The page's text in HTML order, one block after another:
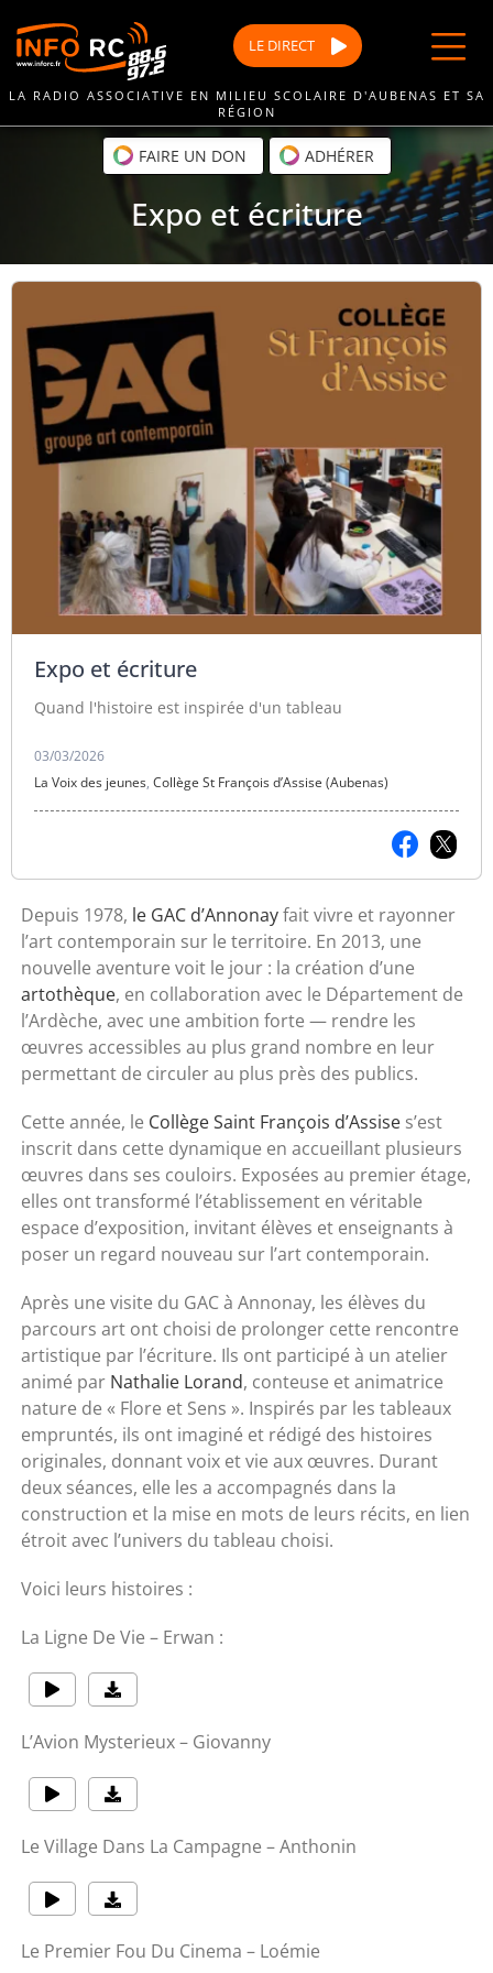
au
contenu
LE DIRECT
LA RADIO ASSOCIATIVE EN MILIEU SCOLAIRE D'AUBENAS ET SA
RÉGION
FAIRE UN DON ADHÉRER
Expo et écriture
Expo et écriture
Quand l'histoire est inspirée d'un tableau
03/03/2026
La Voix des jeunes, Collège St François d’Assise (Aubenas)
Depuis 1978, le GAC d’Annonayfait vivre et rayonner
l’art contemporain sur le territoire. En 2013, une
nouvelle aventure voit le jour : la création d’une
artothèque, en collaboration avec le Département de
l’Ardèche, avec une ambition forte — rendre les
œuvres accessibles au plus grand nombre en leur
permettant de circuler au plus près des publics.
Cette année, le Collège Saint François d’Assise s’est
inscrit dans cette dynamique en accueillant plusieurs
œuvres dans ses couloirs. Exposées au premier étage,
elles ont transformé l’établissement en véritable
espace d’exposition, invitant élèves et enseignants à
poser un regard nouveau sur l’art contemporain.
Après une visite du GAC à Annonay, les élèves du
parcours art ont choisi de prolonger cette rencontre
artistique par l’écriture. Ils ont participé à un atelier
animé par Nathalie Lorand, conteuse et animatrice
nature de « Flore et Sens ». Inspirés par les tableaux
empruntés, ils ont imaginé et rédigé des histoires
originales, donnant voix et vie aux œuvres. Durant
deux séances, elle les a accompagnés dans la
construction et la mise en mots de leurs récits, en lien
étroit avec l’univers du tableau choisi.
Voici leurs histoires :
La Ligne De Vie – Erwan :
L’Avion Mysterieux – Giovanny
Le Village Dans La Campagne – Anthonin
Le Premier Fou Du Cinema – Loémie